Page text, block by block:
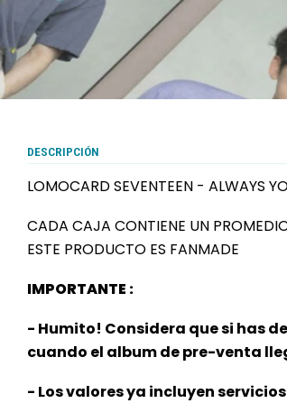
DESCRIPCIÓN
LOMOCARD SEVENTEEN - ALWAYS
CADA CAJA CONTIENE UN
ESTE PRODUCTO ES FANMADE
IMPORTANTE :
- Humito! Considera que si has
cuando el album de pre-venta
- Los valores ya incluyen